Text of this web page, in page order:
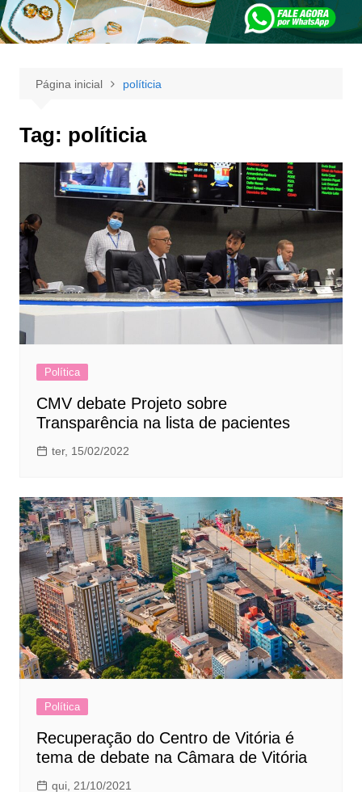
Página inicial políticia
Tag: políticia
Política
CMV debate Projeto sobre
Transparência na lista de pacientes
ter, 15/02/2022
Política
Recuperação do Centro de Vitória é
tema de debate na Câmara de Vitória
qui, 21/10/2021